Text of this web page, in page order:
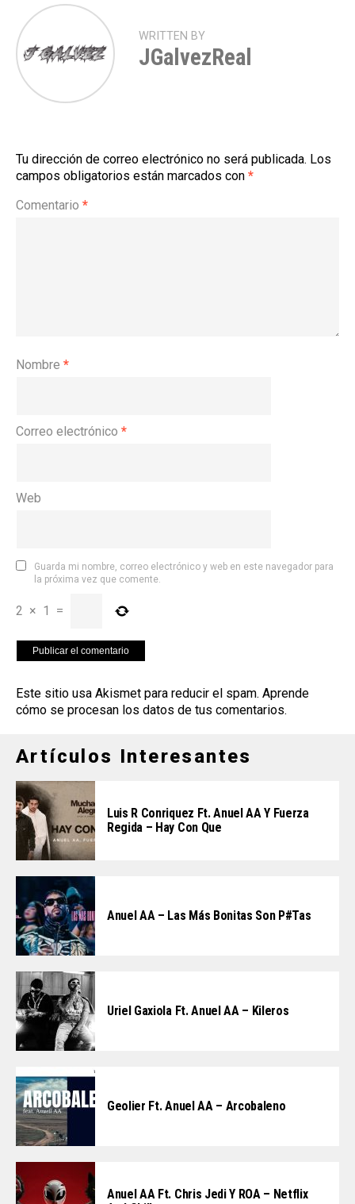
WRITTEN BY
JGalvezReal
Tu dirección de correo electrónico no será publicada. Los
campos obligatorios están marcados con *
Comentario *
Nombre *
Correo electrónico *
Web
Guarda mi nombre, correo electrónico y web en este navegador para
la próxima vez que comente.
2 × 1 =
Este sitio usa Akismet para reducir el spam. Aprende
cómo se procesan los datos de tus comentarios.
Artículos Interesantes
Luis R Conriquez Ft. Anuel AA Y Fuerza
Regida – Hay Con Que
Anuel AA – Las Más Bonitas Son P#tas
Uriel Gaxiola Ft. Anuel AA – Kileros
Geolier Ft. Anuel AA – Arcobaleno
Anuel AA Ft. Chris Jedi Y ROA – Netflix